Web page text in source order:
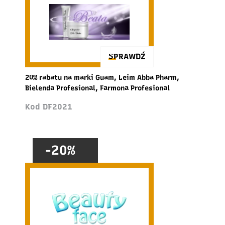
SPRAWDŹ
20% rabatu na marki Guam, Leim Abba Pharm,
Bielenda Profesional, Farmona Profesional
Kod DF2021
-20%